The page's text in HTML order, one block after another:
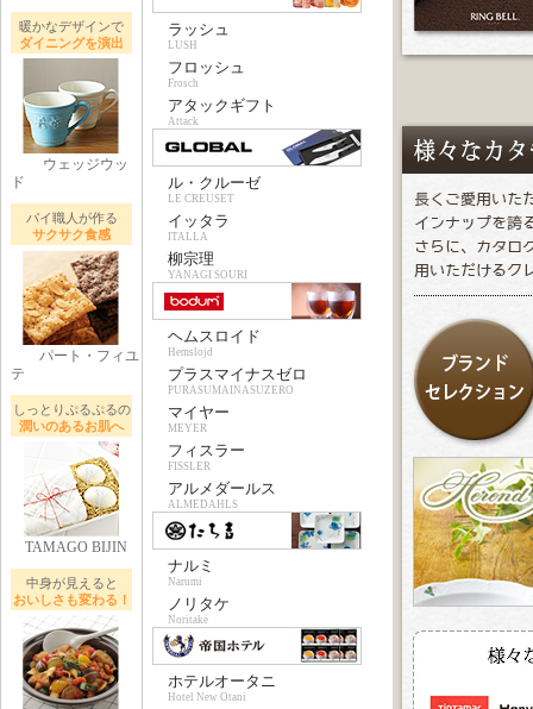
暖かなデザインで
ダイニングを演出
ウェッジウッ
ド
パイ職人が作る
サクサク食感
パート・フィユ
テ
しっとりぷるぷるの
潤いのあるお肌へ
TAMAGO BIJIN
中身が見えると
おいしさも変わる！
ラッシュ
LUSH
フロッシュ
Frosch
アタックギフト
Attack
ル・クルーゼ
LE CREUSET
イッタラ
ITALLA
柳宗理
YANAGI SOURI
ヘムスロイド
Hemslojd
プラスマイナスゼロ
PURASUMAINASUZERO
マイヤー
MEYER
フィスラー
FISSLER
アルメダールス
ALMEDAHLS
ナルミ
Narumi
ノリタケ
Noritake
ホテルオータニ
Hotel New Otani